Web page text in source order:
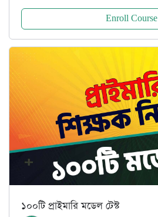
Enroll Course
১০০টি প্রাইমারি মডেল টেস্ট